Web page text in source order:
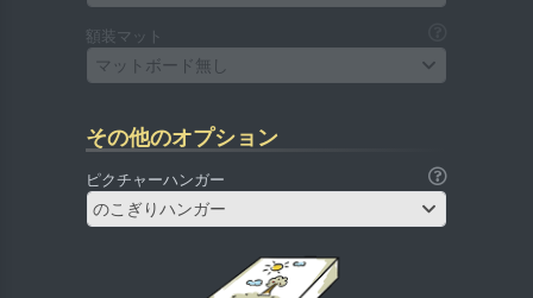
額装マット
マットボード無し
その他のオプション
ピクチャーハンガー
のこぎりハンガー